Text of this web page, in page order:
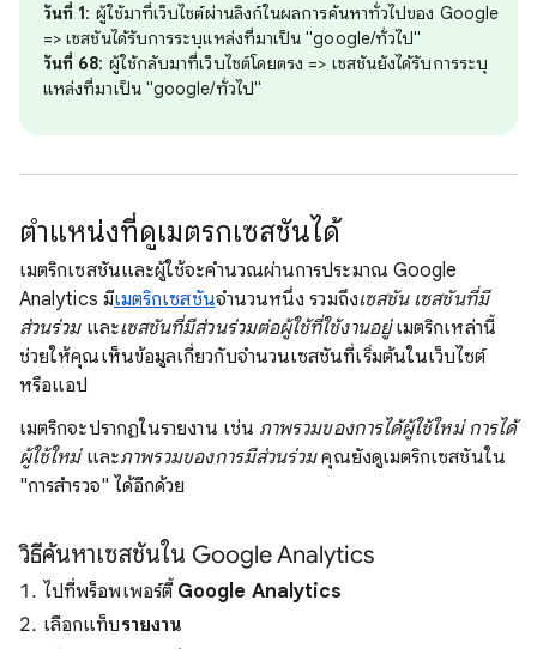
วันที่ 1: ผู้ใช้มาที่เว็บไซต์ผ่านลิงก์ในผลการค้นหาทั่วไปของ Google
=> เซสชันได้รับการระบุแหล่งที่มาเป็น "google/ทั่วไป"
วันที่ 68: ผู้ใช้กลับมาที่เว็บไซต์โดยตรง => เซสชันยังได้รับการระบุ
แหล่งที่มาเป็น "google/ทั่วไป"
ตําแหน่งที่ดูเมตริกเซสชันได้
เมตริกเซสชันและผู้ใช้จะคํานวณผ่านการประมาณ Google
Analytics มีเมตริกเซสชันจำนวนหนึ่ง รวมถึงเซสชัน เซสชันที่มี
ส่วนร่วมและเซสชันที่มีส่วนร่วมต่อผู้ใช้ที่ใช้งานอยู่เมตริกเหล่านี้
ช่วยให้คุณเห็นข้อมูลเกี่ยวกับจํานวนเซสชันที่เริ่มต้นในเว็บไซต์
หรือแอป
เมตริกจะปรากฏในรายงาน เช่น ภาพรวมของการได้ผู้ใช้ใหม่ การได้
ผู้ใช้ใหม่และภาพรวมของการมีส่วนร่วมคุณยังดูเมตริกเซสชันใน
"การสํารวจ" ได้อีกด้วย
วิธีค้นหาเซสชันใน Google Analytics
ไปที่พร็อพเพอร์ตี้ Google Analytics
เลือกแท็บรายงาน